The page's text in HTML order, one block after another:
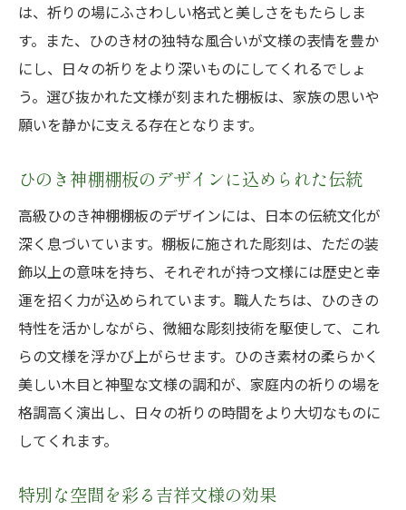
は、祈りの場にふさわしい格式と美しさをもたらしま
す。また、ひのき材の独特な風合いが文様の表情を豊か
にし、日々の祈りをより深いものにしてくれるでしょ
う。選び抜かれた文様が刻まれた棚板は、家族の思いや
願いを静かに支える存在となります。
ひのき神棚棚板のデザインに込められた伝統
高級ひのき神棚棚板のデザインには、日本の伝統文化が
深く息づいています。棚板に施された彫刻は、ただの装
飾以上の意味を持ち、それぞれが持つ文様には歴史と幸
運を招く力が込められています。職人たちは、ひのきの
特性を活かしながら、微細な彫刻技術を駆使して、これ
らの文様を浮かび上がらせます。ひのき素材の柔らかく
美しい木目と神聖な文様の調和が、家庭内の祈りの場を
格調高く演出し、日々の祈りの時間をより大切なものに
してくれます。
特別な空間を彩る吉祥文様の効果